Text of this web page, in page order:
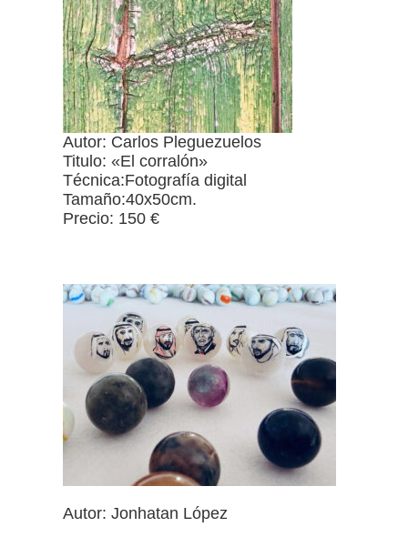
Autor: Carlos Pleguezuelos
Titulo: «El corralón»
Técnica:Fotografía digital
Tamaño:40x50cm.
Precio: 150 €
Autor: Jonhatan López